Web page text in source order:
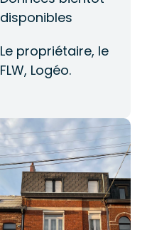
disponibles
Le propriétaire, le
FLW, Logéo.